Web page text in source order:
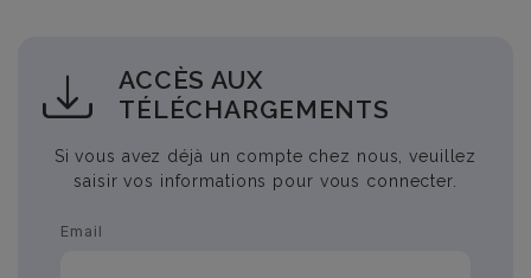
ACCÈS AUX
TÉLÉCHARGEMENTS
Si vous avez déjà un compte chez nous, veuillez
saisir vos informations pour vous connecter.
Email